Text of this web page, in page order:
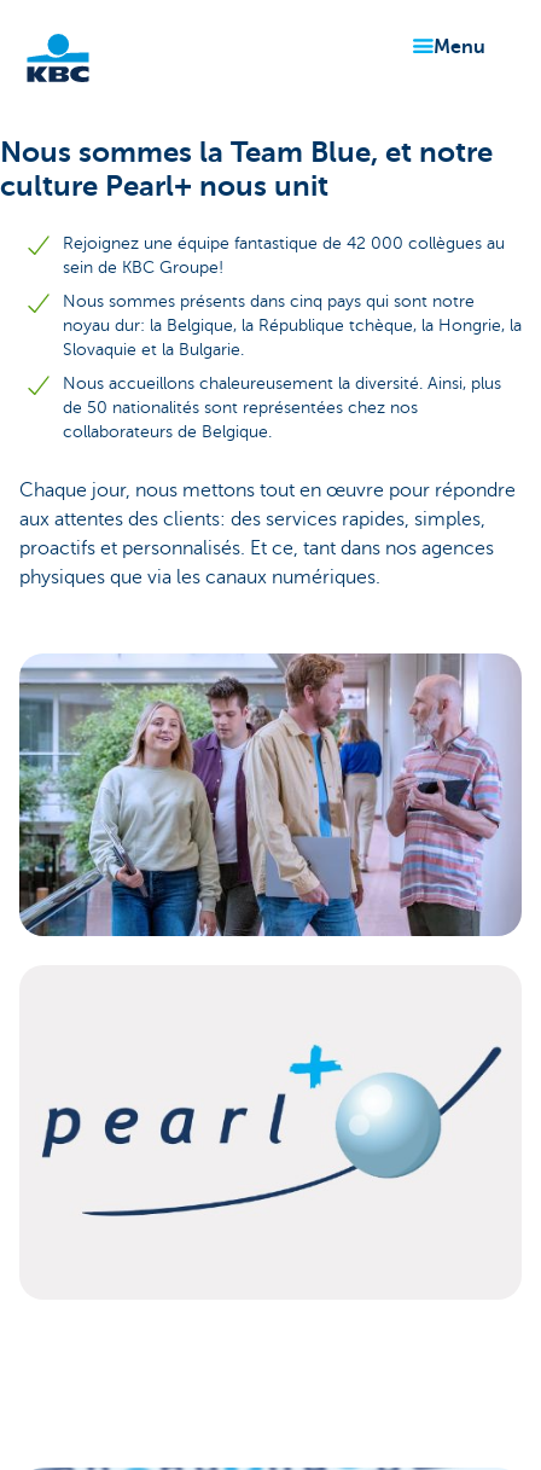
menu
Nous sommes la Team Blue, et notre
culture Pearl+ nous unit
Rejoignez une équipe fantastique de 42 000 collègues au
sein de KBC Groupe!
Nous sommes présents dans cinq pays qui sont notre
noyau dur: la Belgique, la République tchèque, la Hongrie, la
Slovaquie et la Bulgarie.
Nous accueillons chaleureusement la diversité. Ainsi, plus
de 50 nationalités sont représentées chez nos
collaborateurs de Belgique.
Chaque jour, nous mettons tout en œuvre pour répondre
aux attentes des clients: des services rapides, simples,
proactifs et personnalisés. Et ce, tant dans nos agences
physiques que via les canaux numériques.